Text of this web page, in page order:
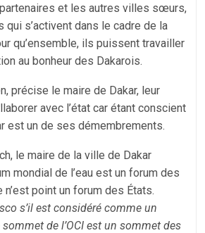
et les autres villes sœurs,
qui s’activent dans le cadre de la
qu’ensemble, ils puissent travailler
au bonheur des Dakarois.
précise le maire de Dakar, leur
avec l’état car étant conscient
est un de ses démembrements.
le maire de la ville de Dakar
mondial de l’eau est un forum des
point un forum des États.
s’il est considéré comme un
de l’OCI est un sommet des